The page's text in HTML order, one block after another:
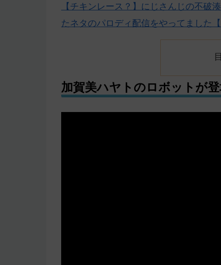
【チキンレース？】にじさんじの不破
たネタのパロディ配信をやってました
加賀美ハヤトのロボットが